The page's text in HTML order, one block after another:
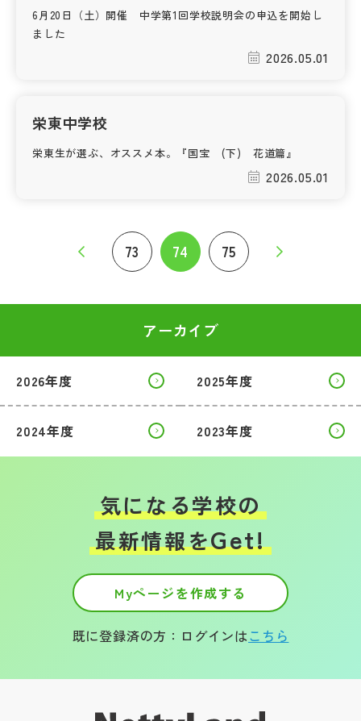
6月20日（土）開催 中学第1回学校説明会の申込を開始し
ました
2026.05.01
栄東中学校
栄東生が選ぶ、オススメ本。『国宝 (下) 花道篇』
2026.05.01
73 74 75
アーカイブ
2026年度 2025年度
2024年度 2023年度
気になる学校の
最新情報をGet!
Myページを作成する
既に登録済の方：ログインはこちら